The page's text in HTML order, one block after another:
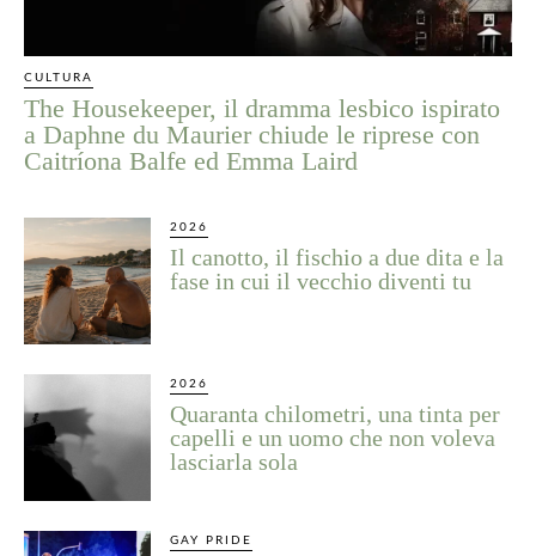
CULTURA
The Housekeeper, il dramma lesbico ispirato
a Daphne du Maurier chiude le riprese con
Caitríona Balfe ed Emma Laird
2026
Il canotto, il fischio a due dita e la
fase in cui il vecchio diventi tu
2026
Quaranta chilometri, una tinta per
capelli e un uomo che non voleva
lasciarla sola
GAY PRIDE